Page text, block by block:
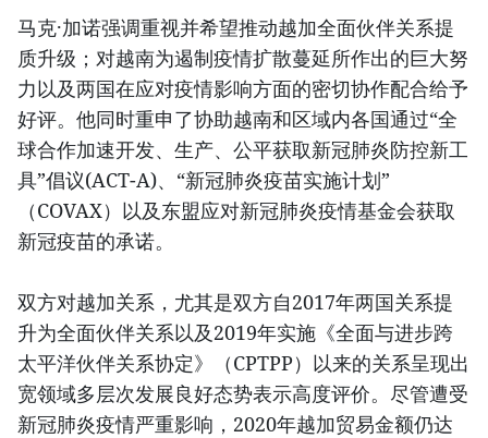
马克·加诺强调重视并希望推动越加全面伙伴关系提
质升级；对越南为遏制疫情扩散蔓延所作出的巨大努
力以及两国在应对疫情影响方面的密切协作配合给予
好评。他同时重申了协助越南和区域内各国通过“全
球合作加速开发、生产、公平获取新冠肺炎防控新工
具”倡议(ACT-A)、“新冠肺炎疫苗实施计划”
（COVAX）以及东盟应对新冠肺炎疫情基金会获取
新冠疫苗的承诺。
双方对越加关系，尤其是双方自2017年两国关系提
升为全面伙伴关系以及2019年实施《全面与进步跨
太平洋伙伴关系协定》（CPTPP）以来的关系呈现出
宽领域多层次发展良好态势表示高度评价。尽管遭受
新冠肺炎疫情严重影响，2020年越加贸易金额仍达